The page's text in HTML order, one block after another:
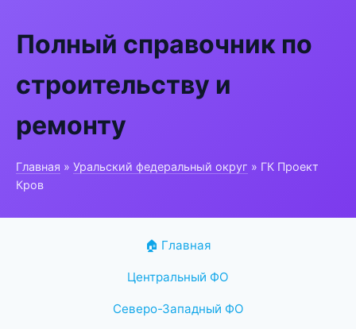
Полный справочник по
строительству и
ремонту
Главная » Уральский федеральный округ » ГК Проект
Кров
🏠 Главная
Центральный ФО
Северо-Западный ФО